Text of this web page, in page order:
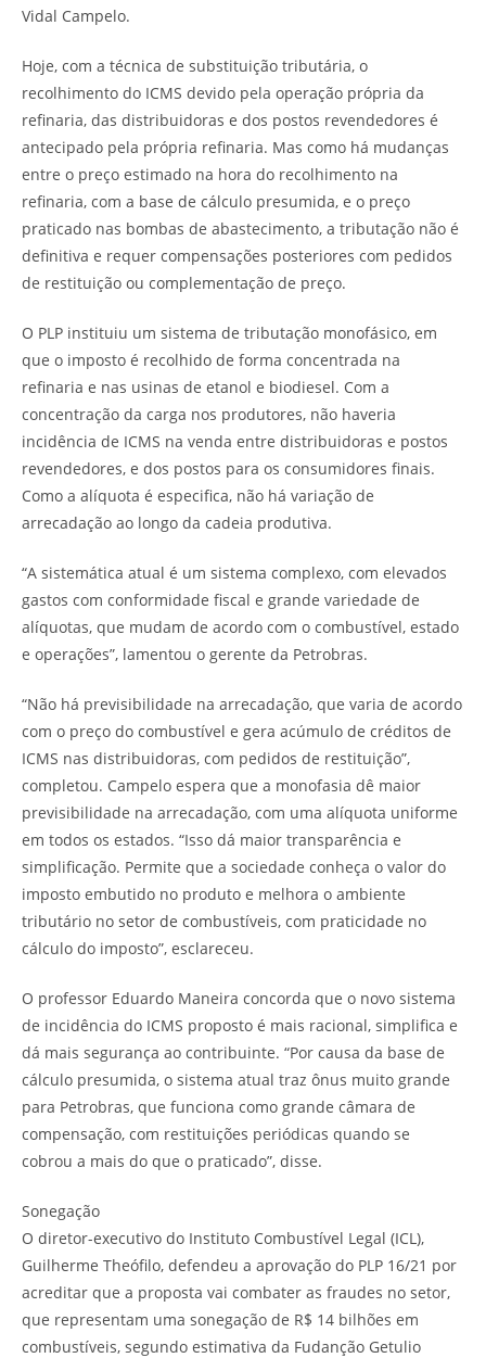
Vidal Campelo.
Hoje, com a técnica de substituição tributária, o
recolhimento do ICMS devido pela operação própria da
refinaria, das distribuidoras e dos postos revendedores é
antecipado pela própria refinaria. Mas como há mudanças
entre o preço estimado na hora do recolhimento na
refinaria, com a base de cálculo presumida, e o preço
praticado nas bombas de abastecimento, a tributação não é
definitiva e requer compensações posteriores com pedidos
de restituição ou complementação de preço.
O PLP instituiu um sistema de tributação monofásico, em
que o imposto é recolhido de forma concentrada na
refinaria e nas usinas de etanol e biodiesel. Com a
concentração da carga nos produtores, não haveria
incidência de ICMS na venda entre distribuidoras e postos
revendedores, e dos postos para os consumidores finais.
Como a alíquota é especifica, não há variação de
arrecadação ao longo da cadeia produtiva.
“A sistemática atual é um sistema complexo, com elevados
gastos com conformidade fiscal e grande variedade de
alíquotas, que mudam de acordo com o combustível, estado
e operações”, lamentou o gerente da Petrobras.
“Não há previsibilidade na arrecadação, que varia de acordo
com o preço do combustível e gera acúmulo de créditos de
ICMS nas distribuidoras, com pedidos de restituição”,
completou. Campelo espera que a monofasia dê maior
previsibilidade na arrecadação, com uma alíquota uniforme
em todos os estados. “Isso dá maior transparência e
simplificação. Permite que a sociedade conheça o valor do
imposto embutido no produto e melhora o ambiente
tributário no setor de combustíveis, com praticidade no
cálculo do imposto”, esclareceu.
O professor Eduardo Maneira concorda que o novo sistema
de incidência do ICMS proposto é mais racional, simplifica e
dá mais segurança ao contribuinte. “Por causa da base de
cálculo presumida, o sistema atual traz ônus muito grande
para Petrobras, que funciona como grande câmara de
compensação, com restituições periódicas quando se
cobrou a mais do que o praticado”, disse.
Sonegação
O diretor-executivo do Instituto Combustível Legal (ICL),
Guilherme Theófilo, defendeu a aprovação do PLP 16/21 por
acreditar que a proposta vai combater as fraudes no setor,
que representam uma sonegação de R$ 14 bilhões em
combustíveis, segundo estimativa da Fudanção Getulio